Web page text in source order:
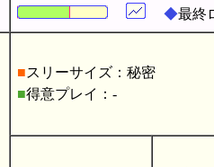
◆最終
■スリーサイズ：秘密
■得意プレイ：-